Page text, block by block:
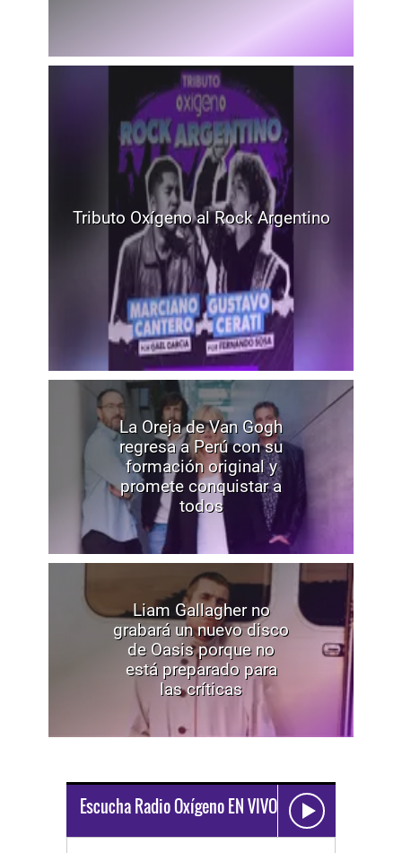
Tributo Oxígeno al Rock Argentino
La Oreja de Van Gogh
regresa a Perú con su
formación original y
promete conquistar a
todos
Liam Gallagher no
grabará un nuevo disco
de Oasis porque no
está preparado para
las críticas
Escucha Radio Oxígeno EN VIVO